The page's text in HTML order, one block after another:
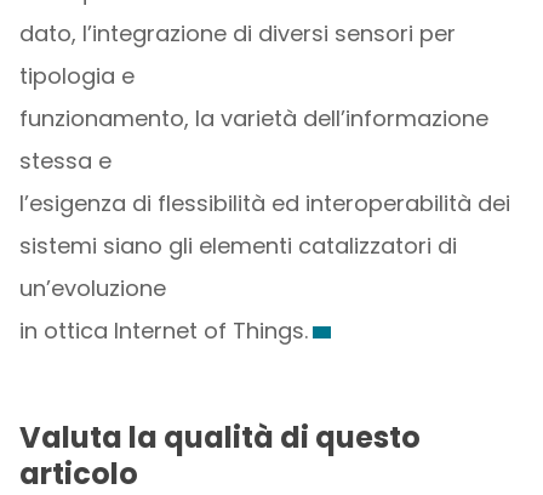
dato, l’integrazione di diversi sensori per
tipologia e
funzionamento, la varietà dell’informazione
stessa e
l’esigenza di flessibilità ed interoperabilità dei
sistemi siano gli elementi catalizzatori di
un’evoluzione
in ottica Internet of Things.
Valuta la qualità di questo
articolo